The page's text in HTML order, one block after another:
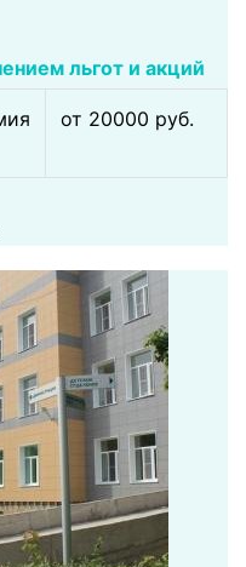
льгот и акций
от 20000 pуб.